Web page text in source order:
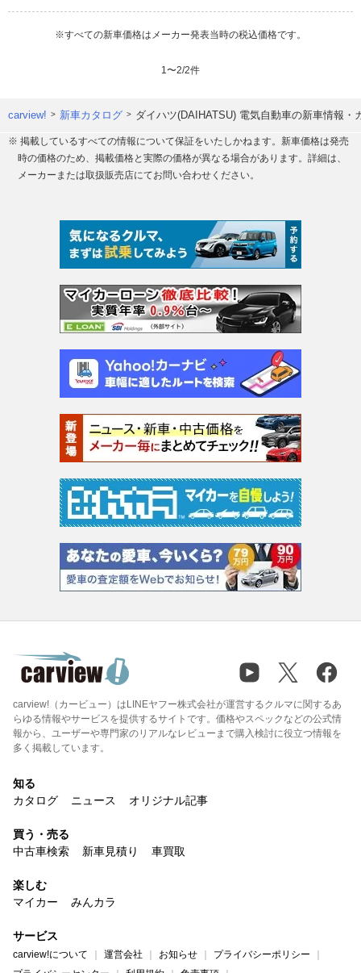
※すべての新車価格はメーカー発表当時の税込価格です。
1 〜2/2件
carview! 新車カタログ ダイハツ(DAIHATSU) 電気自動車の新車情報・
※ 掲載しているすべての情報について保証をいたしかねます。新車価格は発売
時の価格のため、掲載価格と実際の価格が異なる場合があります。詳細は、
メーカーまたは取扱販売店にてお問い合わせください。
carview!（カービュー）はLINEヤフー株式会社が運営するクルマに関するあ
らゆる情報やサービスを提供するサイトです。価格やスペックなどの公式情
報から、ユーザーや専門家のリアルなレビューまで購入検討に役立つ情報を
多く掲載しています。
知る
カタログ
ニュース オリジナル記事
買う・売る
中古車検索
新車見積り 車買取
楽しむ
マイカー
みんカラ
サービス
carview!について 運営会社 お知らせ
プライバシーポリシー